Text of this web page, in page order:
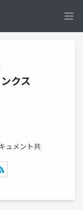
クス
ュメント共